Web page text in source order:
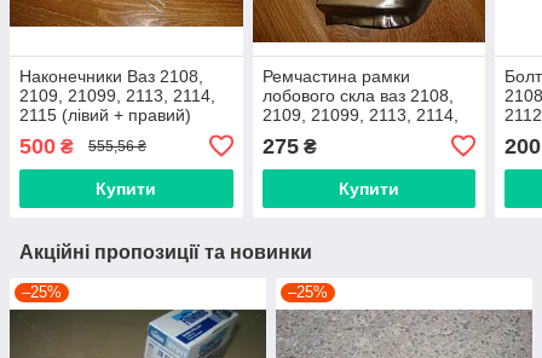
Наконечники Ваз 2108,
2109, 21099, 2113, 2114,
2115 (лівий + правий)
500 ₴ 555,56 ₴
Купити
Ремчастина рамки
лобового скла ваз 2108,
2109, 21099, 2113, 2114,
Україна)
275₴
Купити
200
Акційні пропозиції та новинки
–25% –25%